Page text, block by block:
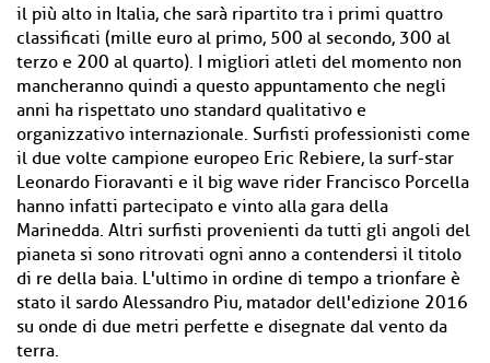
il più alto in Italia, che sarà ripartito tra i primi quattro
classificati (mille euro al primo, 500 al secondo, 300 al
terzo e 200 al quarto). I migliori atleti del momento non
mancheranno quindi a questo appuntamento che negli
anni ha rispettato uno standard qualitativo e
organizzativo internazionale. Surfisti professionisti come
il due volte campione europeo Eric Rebiere, la surf-star
Leonardo Fioravanti e il big wave rider Francisco Porcella
hanno infatti partecipato e vinto alla gara della
Marinedda. Altri surfisti provenienti da tutti gli angoli del
pianeta si sono ritrovati ogni anno a contendersi il titolo
di re della baia. L'ultimo in ordine di tempo a trionfare è
stato il sardo Alessandro Piu, matador dell'edizione 2016
su onde di due metri perfette e disegnate dal vento da
terra.